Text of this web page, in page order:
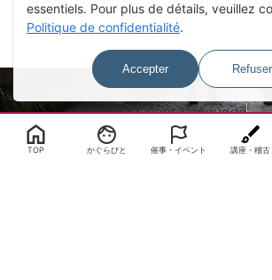
Select Language▼
TOP かぐらびと 催事・イベント 講座・稽古
essentiels. Pour plus de détails, veuillez
Politique de confidentialité.
Accepter Refuser